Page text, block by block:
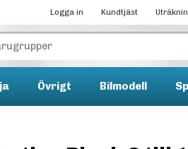
Logga in Kundtjäst
Övrigt Bilmodell